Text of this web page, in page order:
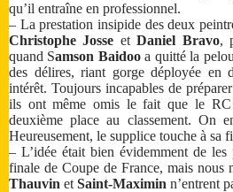
qu’il entraîne en professionnel.
– La prestation insipide des deux
Christophe Josse etDaniel Bravo,
quand Samson Baidooa quitté la
des délires, riant gorge déployée en
intérêt. Toujours incapables de
ils ont même omis le fait que le RC
deuxième place au classement. On
Heureusement, le supplice touche à sa
– L’idée était bien évidemment de
finale de Coupe de France, mais nous
Thauvin et Saint-Maximin n’entrent